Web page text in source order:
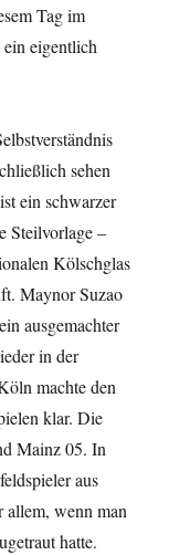
Tag im
ein eigentlich
sehen
ein schwarzer
Steilvorlage –
Kölschglas
Maynor Suzao
ausgemachter
in der
machte den
klar. Die
Mainz 05. In
aus
allem, wenn man
hatte.